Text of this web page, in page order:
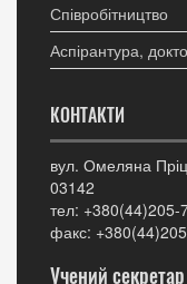
Співробітництво
Аспірантура,
КОНТАКТИ
вул. Омеляна
03142
тел:
факс:
Учений секретар